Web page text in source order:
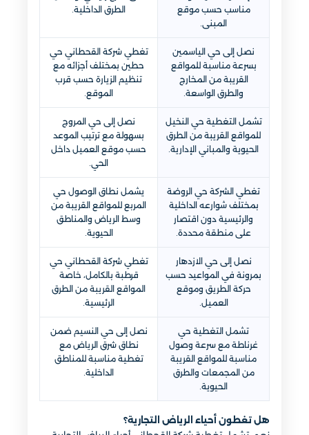
مناسب حسب موقع
المبنى.
الطرق الداخلية.
نصل إلى حي الياسمين
بسرعة مناسبة للمواقع
القريبة من المخارج
والطرق الواسعة.
تغطي شركة القحطاني حي
حطين بمختلف أجزائه مع
تنظيم الزيارة حسب قرب
الموقع.
تشمل التغطية حي النخيل
للمواقع القريبة من الطرق
الحيوية والمباني الإدارية.
نصل إلى حي المروج
بسهولة مع ترتيب الموعد
حسب موقع العميل داخل
الحي.
تغطي الشركة حي الروضة
بمختلف شوارعه الداخلية
والرئيسية دون اقتصار
على منطقة محددة.
يشمل نطاق الوصول حي
المربع للمواقع القريبة من
وسط الرياض والمناطق
الحيوية.
نصل إلى حي الازدهار
بمرونة في المواعيد حسب
حركة الطريق وموقع
العميل.
تغطي شركة القحطاني حي
قرطبة بالكامل، خاصة
المواقع القريبة من الطرق
الرئيسية.
تشمل التغطية حي
غرناطة مع سرعة وصول
مناسبة للمواقع القريبة
من المجمعات والطرق
الحيوية.
نصل إلى حي النسيم ضمن
نطاق شرق الرياض مع
تغطية مناسبة للمناطق
الداخلية.
هل تغطون أحياء الرياض التجارية؟